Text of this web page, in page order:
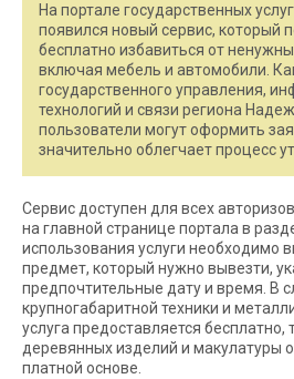
На портале государственных
появился новый сервис, который
бесплатно избавиться от
включая мебель и автомобили.
государственного управления,
технологий и связи региона
пользователи могут оформить
значительно облегчает процесс
Сервис доступен для всех
на главной странице портала в
использования услуги необходимо
предмет, который нужно вывезти,
предпочтительные дату и время. В
крупногабаритной техники и
услуга предоставляется бесплатно,
деревянных изделий и макулатуры
платной основе.